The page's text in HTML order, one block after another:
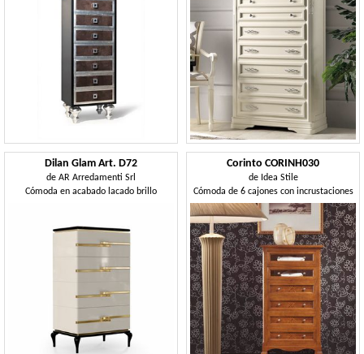
Dilan Glam Art. D72
de AR Arredamenti Srl
Cómoda en acabado lacado brillo
Corinto CORINH030
de Idea Stile
Cómoda de 6 cajones con incrustaciones